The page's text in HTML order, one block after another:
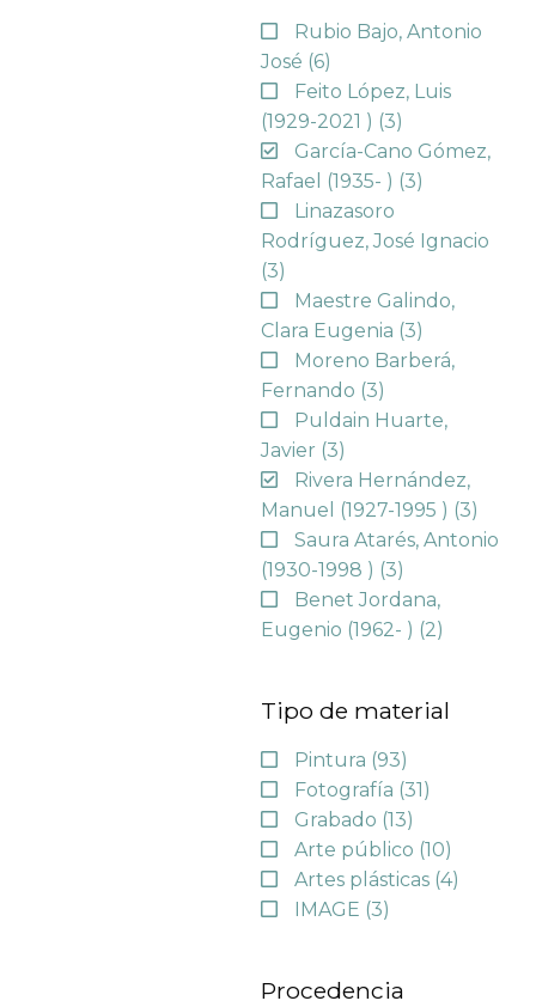
Rubio Bajo, Antonio
José (6)
Feito López, Luis
(1929-2021 ) (3)
García-Cano Gómez,
Rafael (1935- ) (3)
Linazasoro
Rodríguez, José Ignacio
(3)
Maestre Galindo,
Clara Eugenia (3)
Moreno Barberá,
Fernando (3)
Puldain Huarte,
Javier (3)
Rivera Hernández,
Manuel (1927-1995 ) (3)
Saura Atarés, Antonio
(1930-1998 ) (3)
Benet Jordana,
Eugenio (1962- ) (2)
Tipo de material
Pintura (93)
Fotografía (31)
Grabado (13)
Arte público (10)
Artes plásticas (4)
IMAGE (3)
Procedencia